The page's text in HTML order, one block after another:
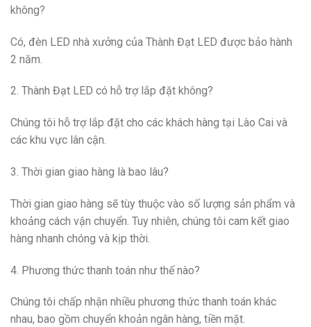
không?
Có, đèn LED nhà xưởng của Thành Đạt LED được bảo hành
2 năm.
2. Thành Đạt LED có hỗ trợ lắp đặt không?
Chúng tôi hỗ trợ lắp đặt cho các khách hàng tại Lào Cai và
các khu vực lân cận.
3. Thời gian giao hàng là bao lâu?
Thời gian giao hàng sẽ tùy thuộc vào số lượng sản phẩm và
khoảng cách vận chuyển. Tuy nhiên, chúng tôi cam kết giao
hàng nhanh chóng và kịp thời.
4. Phương thức thanh toán như thế nào?
Chúng tôi chấp nhận nhiều phương thức thanh toán khác
nhau, bao gồm chuyển khoản ngân hàng, tiền mặt.